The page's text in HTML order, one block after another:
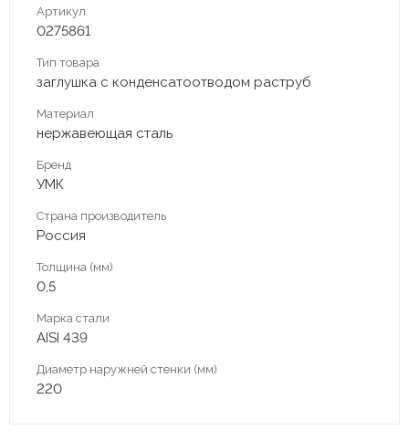
Артикул
0275861
Тип товара
заглушка с конденсатоотводом раструб
Материал
нержавеющая сталь
Бренд
УМК
Страна производитель
Россия
Толщина (мм)
0,5
Марка стали
AISI 439
Диаметр наружней стенки (мм)
220